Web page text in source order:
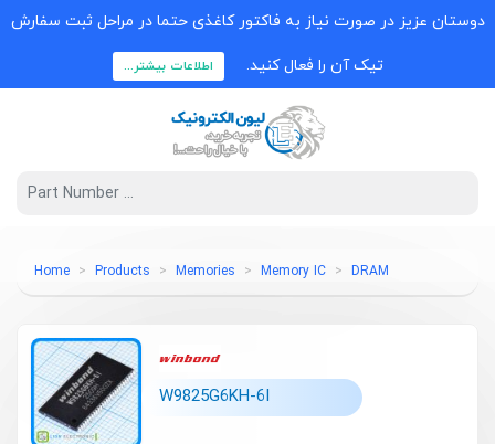
دوستان عزیز در صورت نیاز به فاکتور کاغذی حتما در مراحل ثبت سفارش
تیک آن را فعال کنید. اطلاعات بیشتر...
Home Products Memories Memory IC DRAM
W9825G6KH-6I